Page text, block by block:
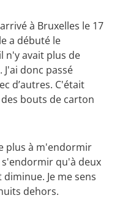
à Bruxelles le 17
a débuté le
n'y avait plus de
donc passé
d’autres. C'était
bouts de carton
plus à m'endormir
qu'à deux
Je me sens
dehors.